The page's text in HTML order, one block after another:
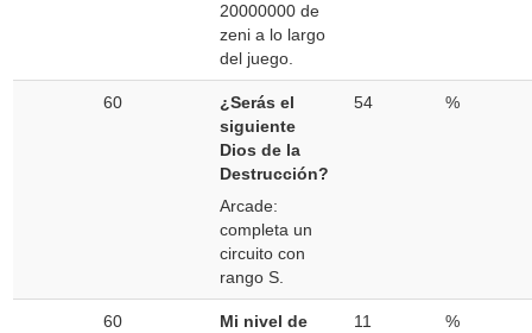
20000000 de
zeni a lo largo
del juego.
60
¿Serás el
siguiente
Dios de la
Destrucción?
Arcade:
completa un
circuito con
rango S.
54 %
60
Mi nivel de
11 %